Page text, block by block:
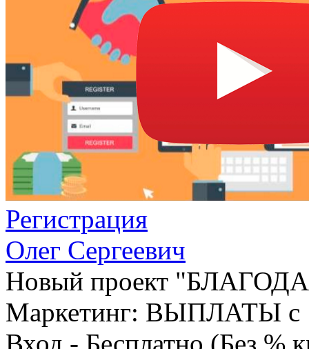
Регистрация
Олег Сергеевич
Новый проект
Маркетинг: ВЫПЛАТЫ с